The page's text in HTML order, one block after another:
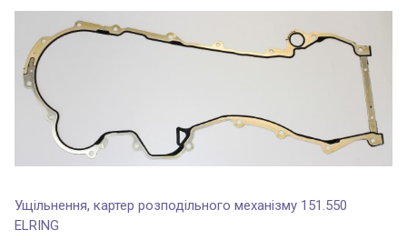
Ущільнення, картер розподільного механізму 151.550
ELRING